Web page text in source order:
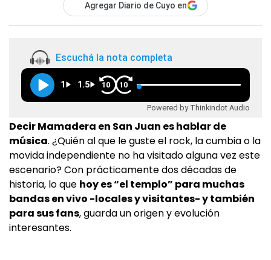
Agregar Diario de Cuyo en
Escuchá la nota completa
1 1.5 10 10
Powered by Thinkindot Audio
Decir Mamadera en San Juan es hablar de
música. ¿Quién al que le guste el rock, la cumbia o la
movida independiente no ha visitado alguna vez este
escenario? Con prácticamente dos décadas de
historia, lo que hoy es “el templo” para muchas
bandas en vivo -locales y visitantes- y también
para sus fans, guarda un origen y evolución
interesantes.